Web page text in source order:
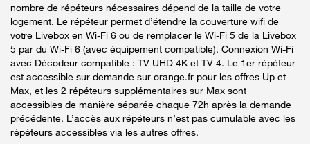
nombre de répéteurs nécessaires dépend de la taille de votre
logement. Le répéteur permet d’étendre la couverture wifi de
votre Livebox en Wi-Fi 6 ou de remplacer le Wi-Fi 5 de la Livebox
5 par du Wi-Fi 6 (avec équipement compatible). Connexion Wi-Fi
avec Décodeur compatible : TV UHD 4K et TV 4. Le 1er répéteur
est accessible sur demande sur orange.fr pour les offres Up et
Max, et les 2 répéteurs supplémentaires sur Max sont
accessibles de manière séparée chaque 72h après la demande
précédente. L’accès aux répéteurs n’est pas cumulable avec les
répéteurs accessibles via les autres offres.